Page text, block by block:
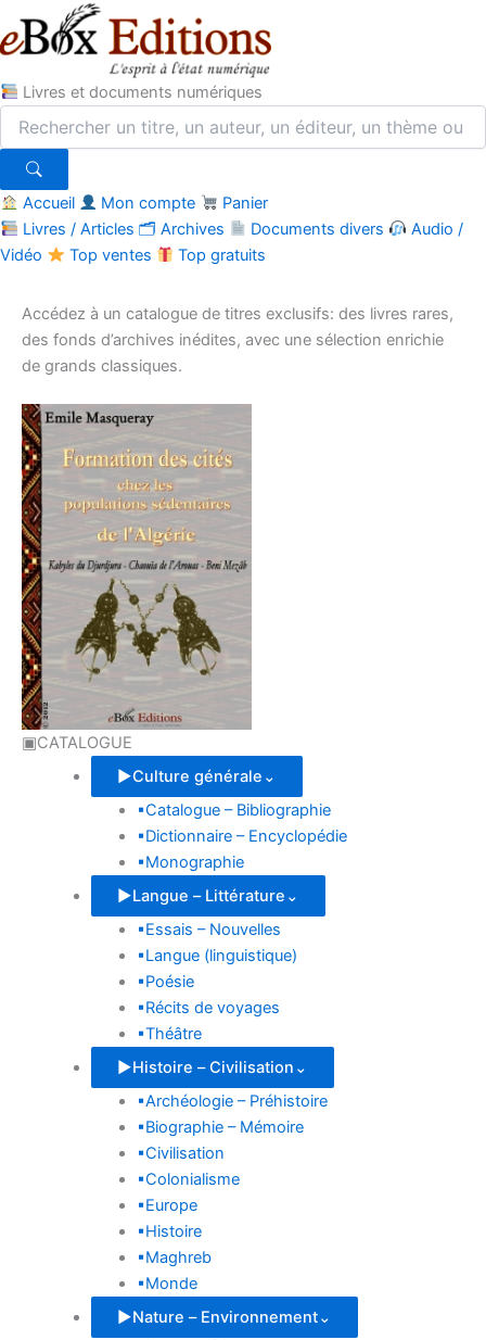
Livres et documents numériques
Accueil Mon compte
Panier
Livres / Articles 🗂 Archives Documents divers
Audio /
Vidéo
Top ventes
Top gratuits
contenu
Accédez à un catalogue de titres exclusifs: des livres rares,
des fonds d’archives inédites, avec une sélection enrichie
de grands classiques.
▣CATALOGUE
▶Culture générale ⌄
▪Catalogue – Bibliographie
▪Dictionnaire – Encyclopédie
▪Monographie
▶Langue – Littérature ⌄
▪Essais – Nouvelles
▪Langue (linguistique)
▪Poésie
▪Récits de voyages
▪Théâtre
▶Histoire – Civilisation ⌄
▪Archéologie – Préhistoire
▪Biographie – Mémoire
▪Civilisation
▪Colonialisme
▪Europe
▪Histoire
▪Maghreb
▪Monde
▶Nature – Environnement⌄